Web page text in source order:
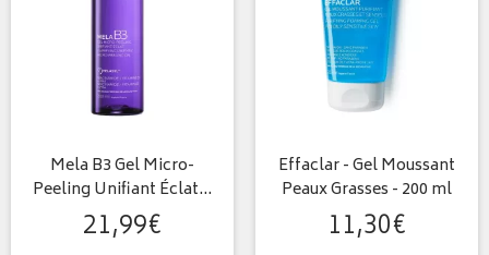
Mela B3 Gel Micro-
Peeling Unifiant Éclat…
21,99€
Effaclar - Gel Moussant
Peaux Grasses - 200 ml
11,30€